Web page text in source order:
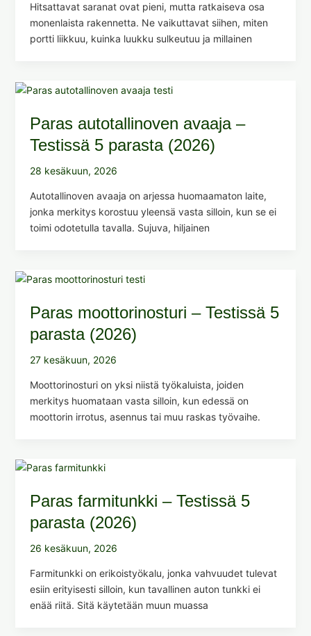
Hitsattavat saranat ovat pieni, mutta ratkaiseva osa
monenlaista rakennetta. Ne vaikuttavat siihen, miten
portti liikkuu, kuinka luukku sulkeutuu ja millainen
Paras autotallinoven avaaja –
Testissä 5 parasta (2026)
28 kesäkuun, 2026
Autotallinoven avaaja on arjessa huomaamaton laite,
jonka merkitys korostuu yleensä vasta silloin, kun se ei
toimi odotetulla tavalla. Sujuva, hiljainen
Paras moottorinosturi – Testissä 5
parasta (2026)
27 kesäkuun, 2026
Moottorinosturi on yksi niistä työkaluista, joiden
merkitys huomataan vasta silloin, kun edessä on
moottorin irrotus, asennus tai muu raskas työvaihe.
Paras farmitunkki – Testissä 5
parasta (2026)
26 kesäkuun, 2026
Farmitunkki on erikoistyökalu, jonka vahvuudet tulevat
esiin erityisesti silloin, kun tavallinen auton tunkki ei
enää riitä. Sitä käytetään muun muassa